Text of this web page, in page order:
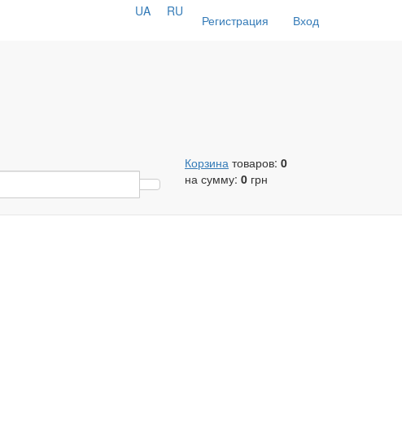
Регистрация Вход
UA RU
Корзина товаров: 0
на сумму: 0 грн